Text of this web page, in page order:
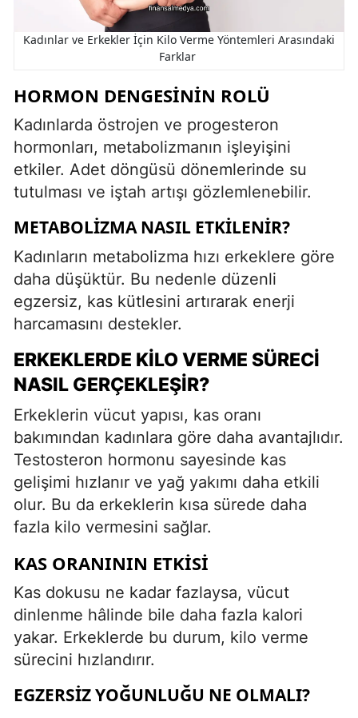
Kadınlar ve Erkekler İçin Kilo Verme Yöntemleri Arasındaki
Farklar
HORMON DENGESININ ROLÜ
Kadınlarda östrojen ve progesteron
hormonları, metabolizmanın işleyişini
etkiler. Adet döngüsü dönemlerinde su
tutulması ve iştah artışı gözlemlenebilir.
METABOLIZMA NASIL ETKILENIR?
Kadınların metabolizma hızı erkeklere göre
daha düşüktür. Bu nedenle düzenli
egzersiz, kas kütlesini artırarak enerji
harcamasını destekler.
ERKEKLERDE KILO VERME SÜRECI
NASIL GERÇEKLEŞIR?
Erkeklerin vücut yapısı, kas oranı
bakımından kadınlara göre daha avantajlıdır.
Testosteron hormonu sayesinde kas
gelişimi hızlanır ve yağ yakımı daha etkili
olur. Bu da erkeklerin kısa sürede daha
fazla kilo vermesini sağlar.
KAS ORANININ ETKISI
Kas dokusu ne kadar fazlaysa, vücut
dinlenme hâlinde bile daha fazla kalori
yakar. Erkeklerde bu durum, kilo verme
sürecini hızlandırır.
EGZERSIZ YOĞUNLUĞU NE OLMALI?